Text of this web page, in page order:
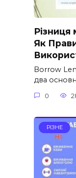
Різниця
Як
Borrow
два
0
РІЗНЕ